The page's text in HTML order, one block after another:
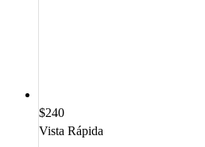
$240
Vista Rápida